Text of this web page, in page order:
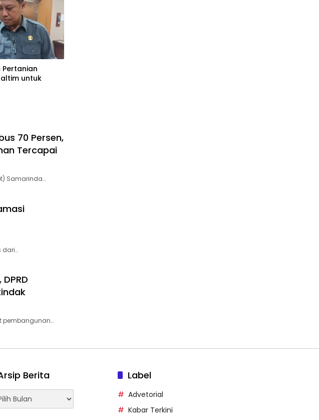
untuk
70 Persen,
Tercapai
Samarinda…
dari…
pembangunan…
Berita Label
Advetorial
Kabar Terkini